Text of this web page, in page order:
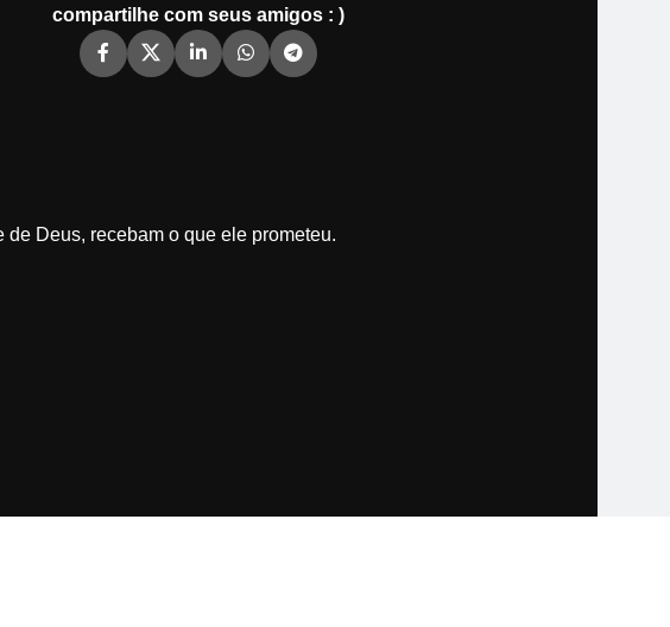
compartilhe com seus amigos : )
Deus, recebam o que ele prometeu.